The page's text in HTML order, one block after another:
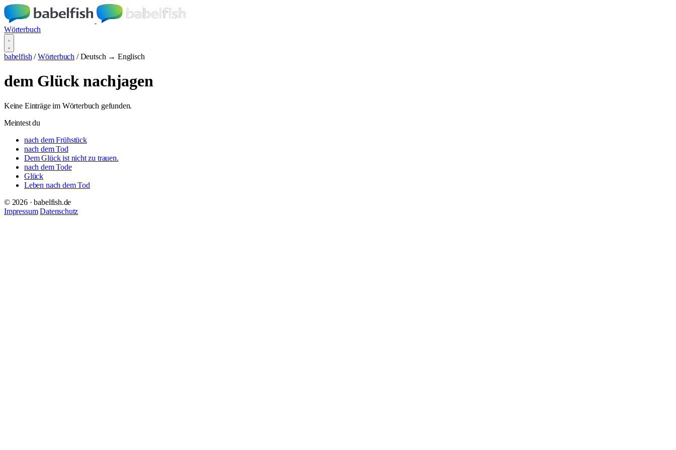
Wörterbuch
babelfish / Wörterbuch / Deutsch → Englisch
dem Glück nachjagen
Keine Einträge im Wörterbuch gefunden.
Meintest du
nach dem Frühstück
nach dem Tod
Dem Glück ist nicht zu trauen.
nach dem Tode
Glück
Leben nach dem Tod
© 2026 · babelfish.de
Impressum Datenschutz